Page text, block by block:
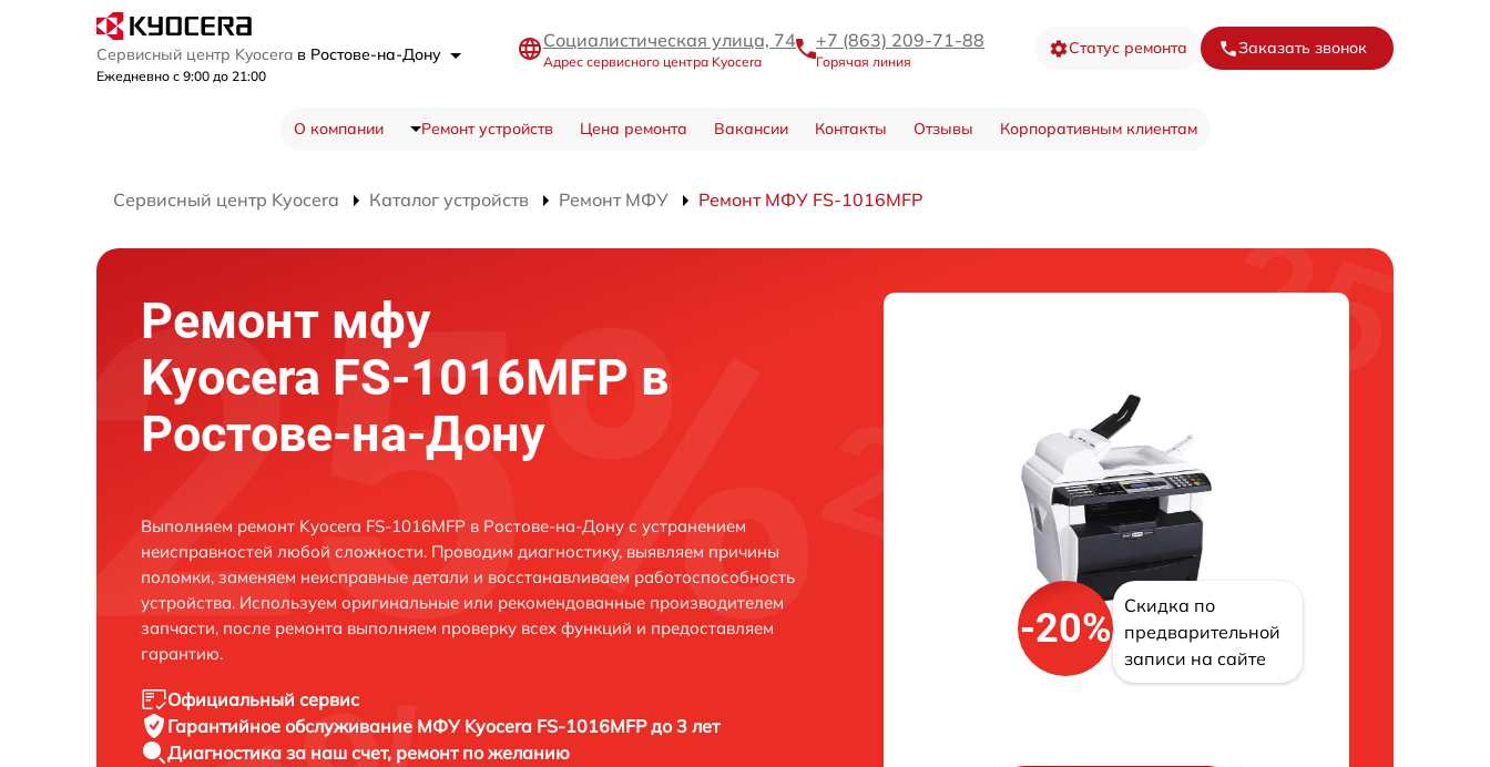
Сервисный центр Kyocera в Ростове-на-Дону
Ежедневно с 9:00 до 21:00
Социалистическая улица, 74
Адрес сервисного центра Kyocera
+7 (863) 209-71-88
Горячая линия
Статус ремонта Заказать звонок
О компании Ремонт устройств Цена ремонта Вакансии Контакты Отзывы Корпоративным клиентам
Сервисный центр Kyocera Каталог устройств Ремонт МФУ Ремонт МФУ FS-1016MFP
Ремонт мфу
Kyocera FS-1016MFP в
Ростове-на-Дону
Выполняем ремонт Kyocera FS-1016MFP в Ростове-на-Дону с устранением
неисправностей любой сложности. Проводим диагностику, выявляем причины
поломки, заменяем неисправные детали и восстанавливаем работоспособность
устройства. Используем оригинальные или рекомендованные производителем
запчасти, после ремонта выполняем проверку всех функций и предоставляем
гарантию.
Официальный сервис
Гарантийное обслуживание МФУ Kyocera FS-1016MFP до 3 лет
Диагностика за наш счет, ремонт по желанию
-20%
Скидка по
предварительной
записи на сайте